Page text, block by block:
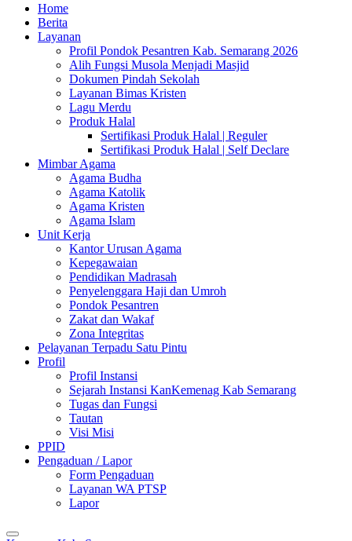
Home
Berita
Layanan
Profil Pondok Pesantren Kab. Semarang 2026
Alih Fungsi Musola Menjadi Masjid
Dokumen Pindah Sekolah
Layanan Bimas Kristen
Lagu Merdu
Produk Halal
Sertifikasi Produk Halal | Reguler
Sertifikasi Produk Halal | Self Declare
Mimbar Agama
Agama Budha
Agama Katolik
Agama Kristen
Agama Islam
Unit Kerja
Kantor Urusan Agama
Kepegawaian
Pendidikan Madrasah
Penyelenggara Haji dan Umroh
Pondok Pesantren
Zakat dan Wakaf
Zona Integritas
Pelayanan Terpadu Satu Pintu
Profil
Profil Instansi
Sejarah Instansi KanKemenag Kab Semarang
Tugas dan Fungsi
Tautan
Visi Misi
PPID
Pengaduan / Lapor
Form Pengaduan
Layanan WA PTSP
Lapor